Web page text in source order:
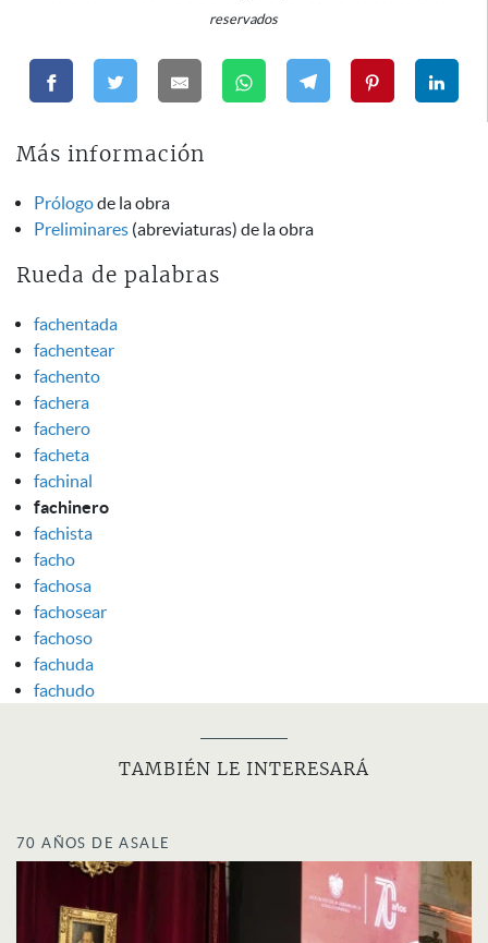
reservados
Más información
Prólogode la obra
Preliminares (abreviaturas) de la obra
Rueda de palabras
fachentada
fachentear
fachento
fachera
fachero
facheta
fachinal
fachinero
fachista
facho
fachosa
fachosear
fachoso
fachuda
fachudo
TAMBIÉN LE INTERESARÁ
70 AÑOS DE ASALE